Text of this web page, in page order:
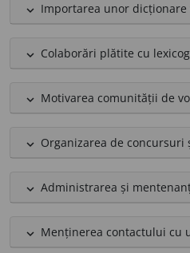
expand_less Importarea unor
expand_less Colaborări plătite cu
expand_less Motivarea comunității de
expand_less Organizarea de
expand_less Administrarea și
expand_less Menținerea contactului cu